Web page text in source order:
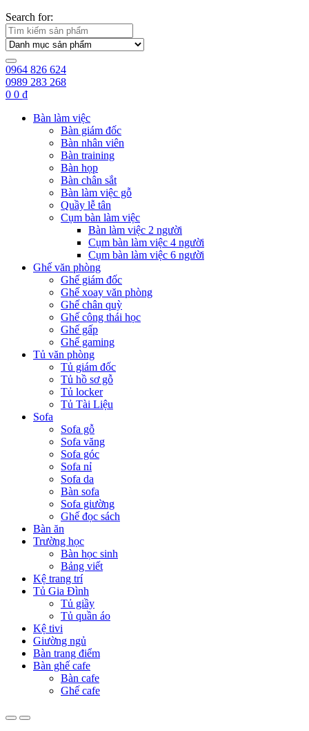
Search for:
0964 826 624
0989 283 268
0 0 ₫
Bàn làm việc
Bàn giám đốc
Bàn nhân viên
Bàn training
Bàn họp
Bàn chân sắt
Bàn làm việc gỗ
Quầy lễ tân
Cụm bàn làm việc
Bàn làm việc 2 người
Cụm bàn làm việc 4 người
Cụm bàn làm việc 6 người
Ghế văn phòng
Ghế giám đốc
Ghế xoay văn phòng
Ghế chân quỳ
Ghế công thái học
Ghế gấp
Ghế gaming
Tủ văn phòng
Tủ giám đốc
Tủ hồ sơ gỗ
Tủ locker
Tủ Tài Liệu
Sofa
Sofa gỗ
Sofa văng
Sofa góc
Sofa nỉ
Sofa da
Bàn sofa
Sofa giường
Ghế đọc sách
Bàn ăn
Trường học
Bàn học sinh
Bảng viết
Kệ trang trí
Tủ Gia Đình
Tủ giầy
Tủ quần áo
Kệ tivi
Giường ngủ
Bàn trang điểm
Bàn ghế cafe
Bàn cafe
Ghế cafe